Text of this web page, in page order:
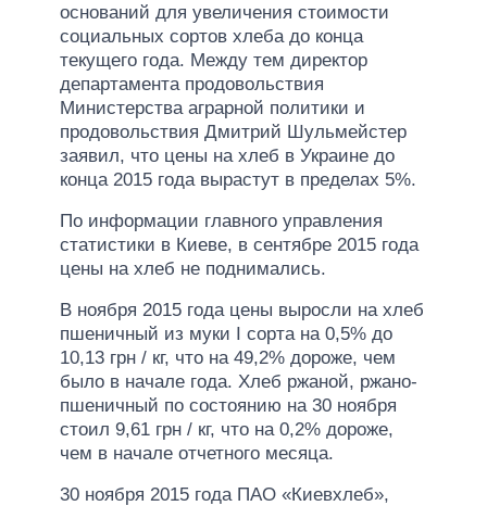
оснований для увеличения стоимости
социальных сортов хлеба до конца
текущего года. Между тем директор
департамента продовольствия
Министерства аграрной политики и
продовольствия Дмитрий Шульмейстер
заявил, что цены на хлеб в Украине до
конца 2015 года вырастут в пределах 5%.
По информации главного управления
статистики в Киеве, в сентябре 2015 года
цены на хлеб не поднимались.
В ноября 2015 года цены выросли на хлеб
пшеничный из муки I сорта на 0,5% до
10,13 грн / кг, что на 49,2% дороже, чем
было в начале года. Хлеб ржаной, ржано-
пшеничный по состоянию на 30 ноября
стоил 9,61 грн / кг, что на 0,2% дороже,
чем в начале отчетного месяца.
30 ноября 2015 года ПАО «Киевхлеб»,